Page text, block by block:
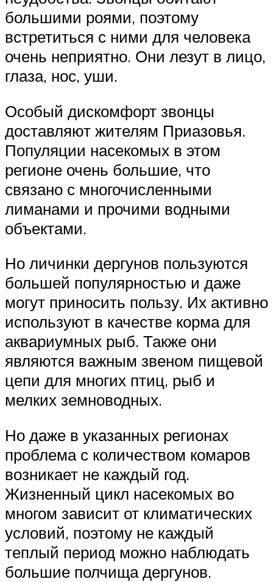
большими роями, поэтому
встретиться с ними для человека
очень неприятно. Они лезут в лицо,
глаза, нос, уши.
Особый дискомфорт звонцы
доставляют жителям Приазовья.
Популяции насекомых в этом
регионе очень большие, что
связано с многочисленными
лиманами и прочими водными
объектами.
Но личинки дергунов пользуются
большей популярностью и даже
могут приносить пользу. Их активно
используют в качестве корма для
аквариумных рыб. Также они
являются важным звеном пищевой
цепи для многих птиц, рыб и
мелких земноводных.
Но даже в указанных регионах
проблема с количеством комаров
возникает не каждый год.
Жизненный цикл насекомых во
многом зависит от климатических
условий, поэтому не каждый
теплый период можно наблюдать
большие полчища дергунов.